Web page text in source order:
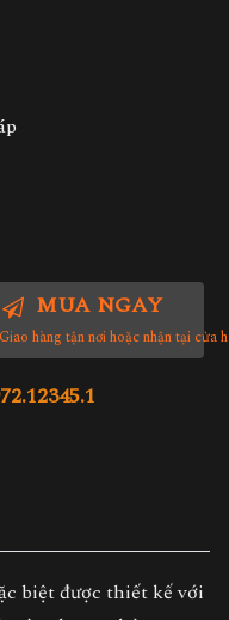
MUA NGAY
Giao hàng tận nơi hoặc nhận tại cửa
biệt được thiết kế với